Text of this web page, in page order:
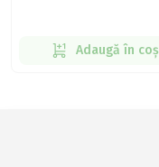
Adaugă în coș